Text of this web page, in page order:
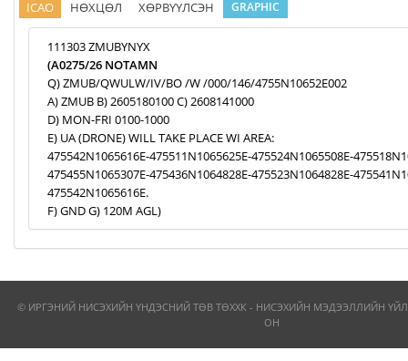
ICAO НӨХЦӨЛ ХӨРВҮҮЛСЭН GRAPHIC
111303 ZMUBYNYX
(A0275/26 NOTAMN
Q) ZMUB/QWULW/IV/BO /W /000/146/4755N10652E002
A) ZMUB B) 2605180100 C) 2608141000
D) MON-FRI 0100-1000
E) UA (DRONE) WILL TAKE PLACE WI AREA:
475542N1065616E-475511N1065625E-475524N1065508E-
475455N1065307E-475436N1064828E-475523N1064828E-
475542N1065616E.
F) GND G) 120M AGL)
© ИРГЭНИЙ НИСЭХИЙН ҮНДЭСНИЙ ТӨВ ТӨХХК - НИСЭХИЙН МЭДЭЭЛЛИЙН
ОН